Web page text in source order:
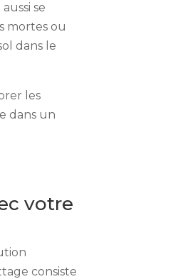
se
mortes ou
dans le
les
dans un
votre
consiste